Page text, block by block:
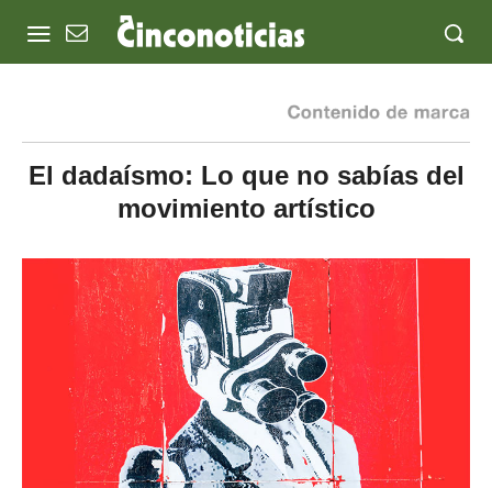
El dadaísmo: Lo que no sabías del
movimiento artístico